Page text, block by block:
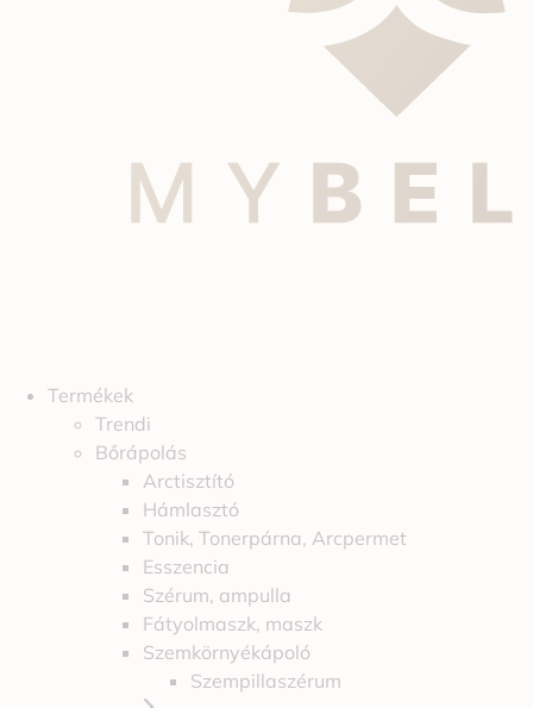
Termékek
Trendi
Bőrápolás
Arctisztító
Hámlasztó
Tonik, Tonerpárna, Arcpermet
Esszencia
Szérum, ampulla
Fátyolmaszk, maszk
Szemkörnyékápoló
Szempillaszérum